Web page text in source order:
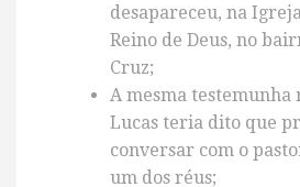
desapareceu, na
Reino de Deus, no
Cruz;
A mesma testemunha
Lucas teria dito que
conversar com o
um dos réus;